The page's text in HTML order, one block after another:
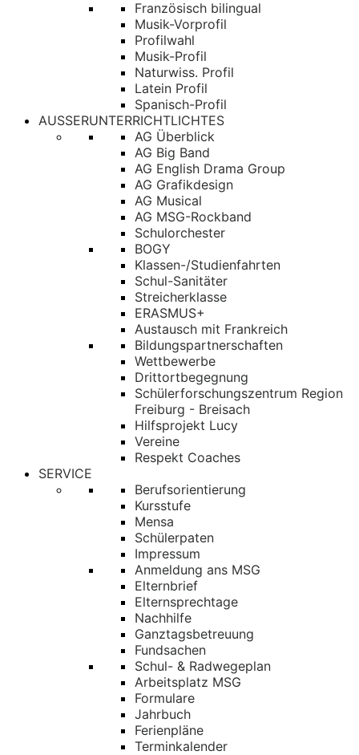
Französisch bilingual
Musik-Vorprofil
Profilwahl
Musik-Profil
Naturwiss. Profil
Latein Profil
Spanisch-Profil
AUSSERUNTERRICHTLICHTES
AG Überblick
AG Big Band
AG English Drama Group
AG Grafikdesign
AG Musical
AG MSG-Rockband
Schulorchester
BOGY
Klassen-/Studienfahrten
Schul-Sanitäter
Streicherklasse
ERASMUS+
Austausch mit Frankreich
Bildungspartnerschaften
Wettbewerbe
Drittortbegegnung
Schülerforschungszentrum Region
Freiburg - Breisach
Hilfsprojekt Lucy
Vereine
Respekt Coaches
SERVICE
Berufsorientierung
Kursstufe
Mensa
Schülerpaten
Impressum
Anmeldung ans MSG
Elternbrief
Elternsprechtage
Nachhilfe
Ganztagsbetreuung
Fundsachen
Schul- & Radwegeplan
Arbeitsplatz MSG
Formulare
Jahrbuch
Ferienpläne
Terminkalender